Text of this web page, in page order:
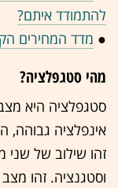
להתמודד איתם?
● מדד המחירים
מהי סטגפלציה?
סטגפלציה היא מצב
אינפלציה גבוהה,
זהו שילוב של שני
וסטגנציה. זהו